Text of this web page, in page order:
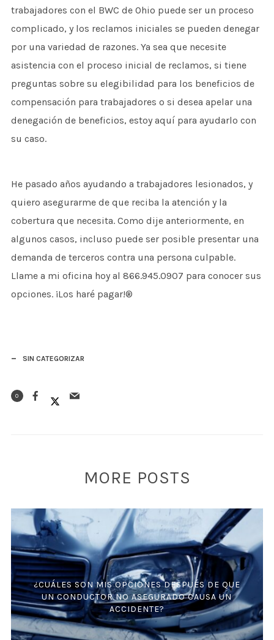
trabajadores con el BWC de Ohio puede ser un proceso
complicado, y los reclamos iniciales se pueden denegar
por una variedad de razones. Ya sea que necesite
asistencia con el proceso inicial de reclamos, si tiene
preguntas sobre su elegibilidad para los beneficios de
compensación para trabajadores o si desea apelar una
denegación de beneficios, estoy aquí para ayudarlo con
su caso.
He pasado años ayudando a trabajadores lesionados, y
quiero asegurarme de que reciba la atención y la
cobertura que necesita. Como dije anteriormente, en
algunos casos, incluso puede ser posible presentar una
demanda de terceros contra una persona culpable.
Llame a mi oficina hoy al 866.945.0907 para conocer sus
opciones. ¡Los haré pagar!®
SIN CATEGORIZAR
0
MORE POSTS
¿CUÁLES SON MIS OPCIONES DESPUÉS DE QUE
UN CONDUCTOR NO ASEGURADO CAUSA UN
ACCIDENTE?